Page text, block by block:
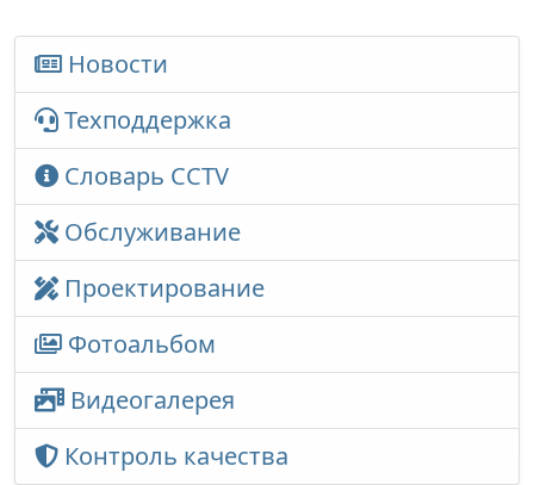
Новости
Техподдержка
Словарь CCTV
Обслуживание
Проектирование
Фотоальбом
Видеогалерея
Контроль качества